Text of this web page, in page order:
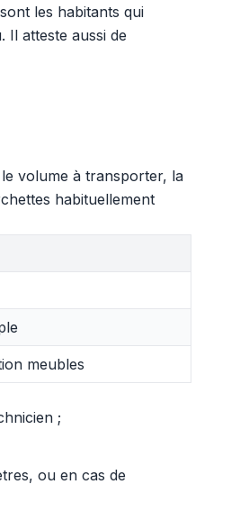
les habitants qui
Il atteste aussi de
volume à transporter, la
habituellement
meubles
;
ou en cas de